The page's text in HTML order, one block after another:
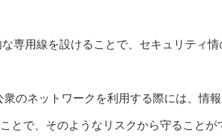
専用線を設けることで、セキュリティ
のネットワークを利用する際には、情
とで、そのようなリスクから守ることが